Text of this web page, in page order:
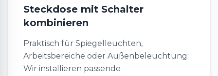
Steckdose mit Schalter
kombinieren
Praktisch für Spiegelleuchten,
Arbeitsbereiche oder Außenbeleuchtung:
Wir installieren passende